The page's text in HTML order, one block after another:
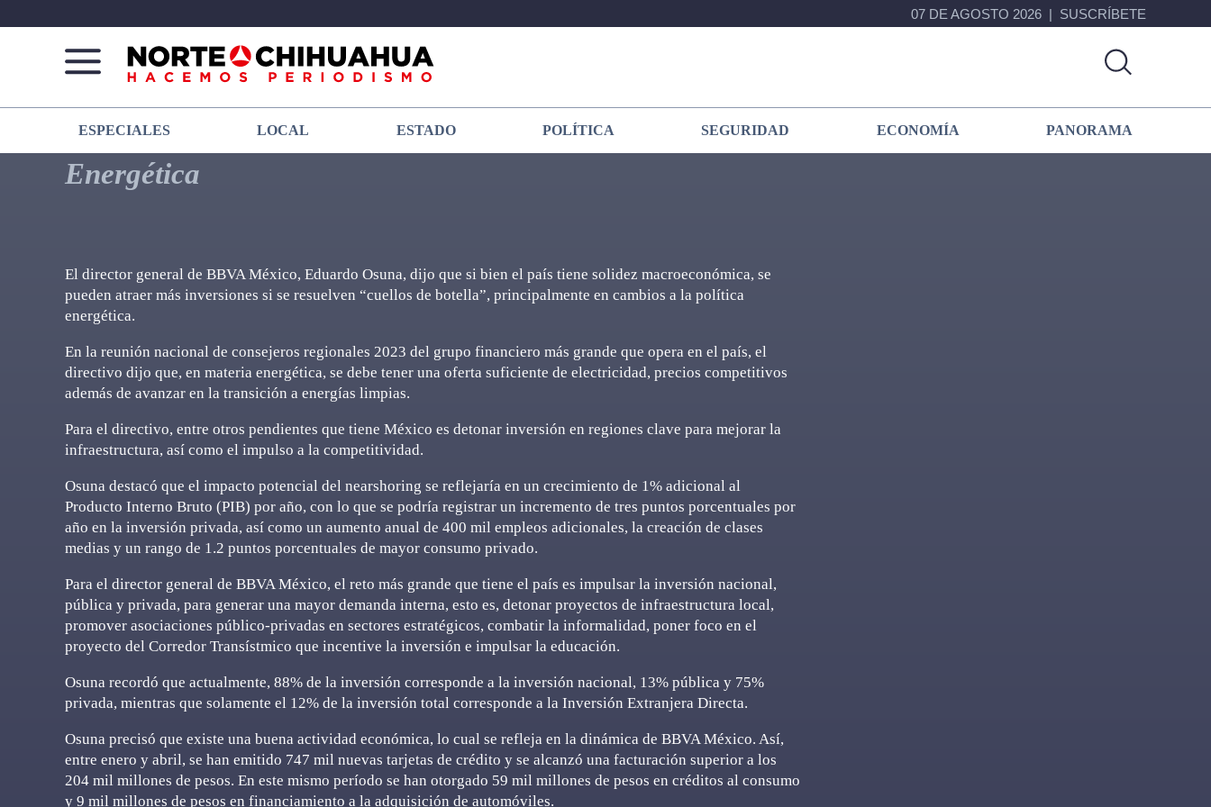
07 DE AGOSTO 2026 SUSCRÍBETE
Norte
De
Chihuahua
Más
que
noticias,
hacemos periodismo
ESPECIALES LOCAL ESTADO POLÍTICA SEGURIDAD ECONOMÍA PANORAMA
Energética
El director general de BBVA México, Eduardo Osuna, dijo que si bien el país tiene solidez macroeconómica, se
pueden atraer más inversiones si se resuelven “cuellos de botella”, principalmente en cambios a la política
energética.
En la reunión nacional de consejeros regionales 2023 del grupo financiero más grande que opera en el país, el
directivo dijo que, en materia energética, se debe tener una oferta suficiente de electricidad, precios competitivos
además de avanzar en la transición a energías limpias.
Para el directivo, entre otros pendientes que tiene México es detonar inversión en regiones clave para mejorar la
infraestructura, así como el impulso a la competitividad.
Osuna destacó que el impacto potencial del nearshoring se reflejaría en un crecimiento de 1% adicional al
Producto Interno Bruto (PIB) por año, con lo que se podría registrar un incremento de tres puntos porcentuales por
año en la inversión privada, así como un aumento anual de 400 mil empleos adicionales, la creación de clases
medias y un rango de 1.2 puntos porcentuales de mayor consumo privado.
Para el director general de BBVA México, el reto más grande que tiene el país es impulsar la inversión nacional,
pública y privada, para generar una mayor demanda interna, esto es, detonar proyectos de infraestructura local,
promover asociaciones público-privadas en sectores estratégicos, combatir la informalidad, poner foco en el
proyecto del Corredor Transístmico que incentive la inversión e impulsar la educación.
Osuna recordó que actualmente, 88% de la inversión corresponde a la inversión nacional, 13% pública y 75%
privada, mientras que solamente el 12% de la inversión total corresponde a la Inversión Extranjera Directa.
Osuna precisó que existe una buena actividad económica, lo cual se refleja en la dinámica de BBVA México. Así,
entre enero y abril, se han emitido 747 mil nuevas tarjetas de crédito y se alcanzó una facturación superior a los
204 mil millones de pesos. En este mismo período se han otorgado 59 mil millones de pesos en créditos al consumo
y 9 mil millones de pesos en financiamiento a la adquisición de automóviles.